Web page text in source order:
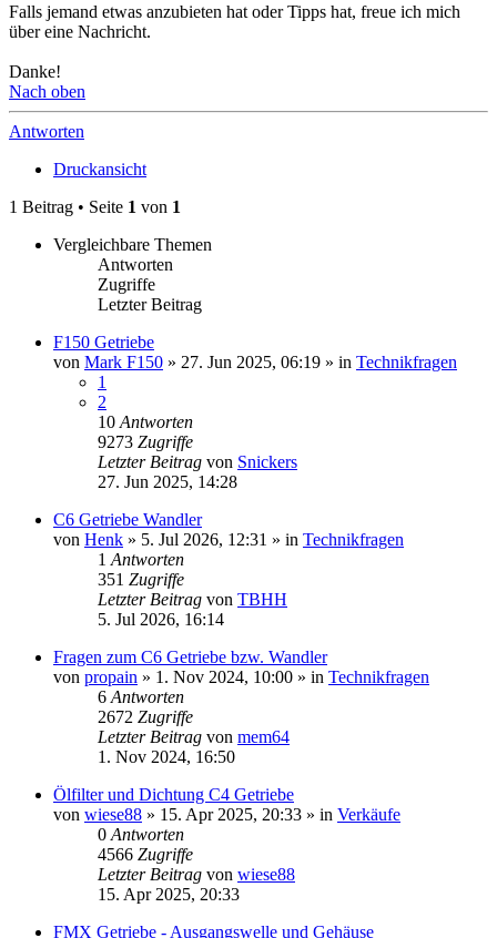
Falls jemand etwas anzubieten hat oder Tipps hat, freue ich mich
über eine Nachricht.
Danke!
Nach oben
Antworten
Druckansicht
1 Beitrag • Seite 1 von 1
Vergleichbare Themen
Antworten
Zugriffe
Letzter Beitrag
F150 Getriebe
von Mark F150 » 27. Jun 2025, 06:19 » in Technikfragen
1
2
10 Antworten
9273 Zugriffe
Letzter Beitrag von Snickers
27. Jun 2025, 14:28
C6 Getriebe Wandler
von Henk » 5. Jul 2026, 12:31 » in Technikfragen
1 Antworten
351 Zugriffe
Letzter Beitrag von TBHH
5. Jul 2026, 16:14
Fragen zum C6 Getriebe bzw. Wandler
von propain » 1. Nov 2024, 10:00 » in Technikfragen
6 Antworten
2672 Zugriffe
Letzter Beitrag von mem64
1. Nov 2024, 16:50
Ölfilter und Dichtung C4 Getriebe
von wiese88 » 15. Apr 2025, 20:33 » in Verkäufe
0 Antworten
4566 Zugriffe
Letzter Beitrag von wiese88
15. Apr 2025, 20:33
FMX Getriebe - Ausgangswelle und Gehäuse